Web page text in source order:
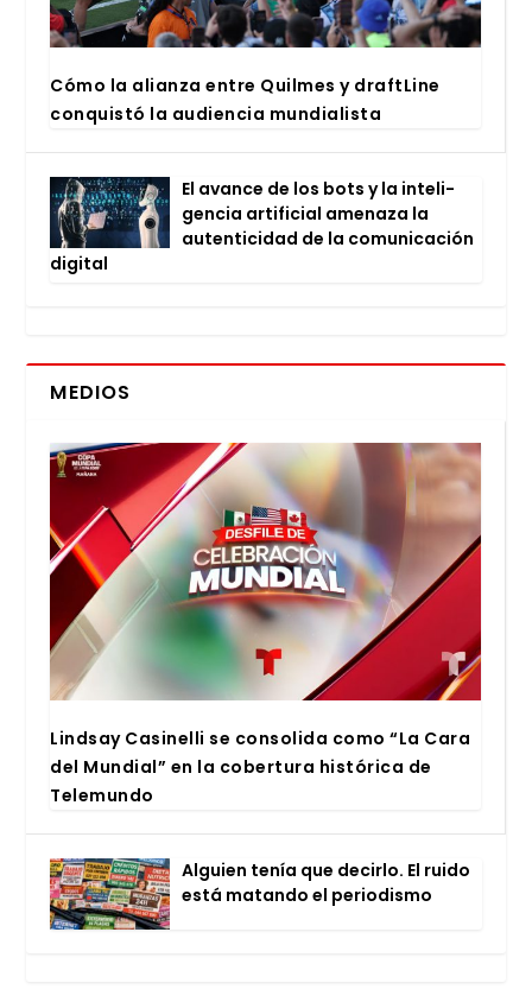
Cómo la alian­za entre Quil­mes y draftLi­ne
con­quis­tó la audien­cia mun­dia­lis­ta
El avan­ce de los bots y la inte­li­
gen­cia arti­fi­cial ame­na­za la
auten­ti­ci­dad de la comu­ni­ca­ción
digi­tal
MEDIOS
Lind­say Casi­ne­lli se con­so­li­da como “La Cara
del Mun­dial” en la cober­tu­ra his­tó­ri­ca de
Tele­mun­do
Alguien tenía que decir­lo. El rui­do
está matan­do el perio­dis­mo